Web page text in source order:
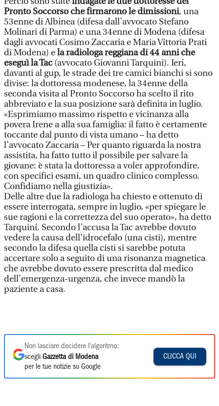
Pronto Soccorso che firmarono le dimissioni, una
53enne di Albinea (difesa dall’avvocato Stefano
Molinari di Parma) e una 34enne di Modena (difesa
dagli avvocati Cosimo Zaccaria e Maria Vittoria Prati
di Modena) ela radiologa reggiana di 44 anni che
eseguì la Tac (avvocato Giovanni Tarquini). Ieri,
davanti al gup, le strade dei tre camici bianchi si sono
divise: la dottoressa modenese, la 34enne della
seconda visita al Pronto Soccorso ha scelto il rito
abbreviato e la sua posizione sarà definita in luglio.
«Esprimiamo massimo rispetto e vicinanza alla
povera Irene a alla sua famiglia: il fatto è certamente
toccante dal punto di vista umano – ha detto
l’avvocato Zaccaria – Per quanto riguarda la nostra
assistita, ha fatto tutto il possibile per salvare la
giovane: è stata la dottoressa a voler approfondire,
con specifici esami, un quadro clinico complesso.
Confidiamo nella giustizia».
Delle altre due la radiologa ha chiesto e ottenuto di
essere interrogata, sempre in luglio, «per spiegare le
sue ragioni e la correttezza del suo operato», ha detto
Tarquini. Secondo l’accusa la Tac avrebbe dovuto
vedere la causa dell’idrocefalo (una cisti), mentre
secondo la difesa quella cisti si sarebbe potuta
accertare solo a seguito di una risonanza magnetica
che avrebbe dovuto essere prescritta dal medico
dell’emergenza-urgenza, che invece mandò la
paziente a casa.
Non lasciare decidere l'algoritmo:
scegli Gazzetta di Modena
per le tue notizie su Google
CLICCA QUI